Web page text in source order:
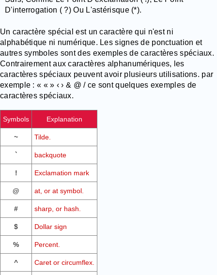
D'interrogation ( ?) Ou L'astérisque (*).
Un caractère spécial est un caractère qui n'est ni
alphabétique ni numérique. Les signes de ponctuation et
autres symboles sont des exemples de caractères spéciaux.
Contrairement aux caractères alphanumériques, les
caractères spéciaux peuvent avoir plusieurs utilisations. par
exemple : « « » ‹ › & @ / ce sont quelques exemples de
caractères spéciaux.
Symbols Explanation
~ Tilde.
` backquote
! Exclamation mark
@ at, or at symbol.
# sharp, or hash.
$ Dollar sign
% Percent.
^ Caret or circumflex.